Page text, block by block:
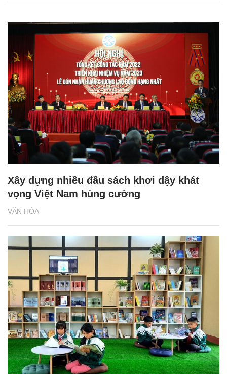
VĂN HÓA
Xây dựng nhiều đầu sách khơi dậy khát
vọng Việt Nam hùng cường